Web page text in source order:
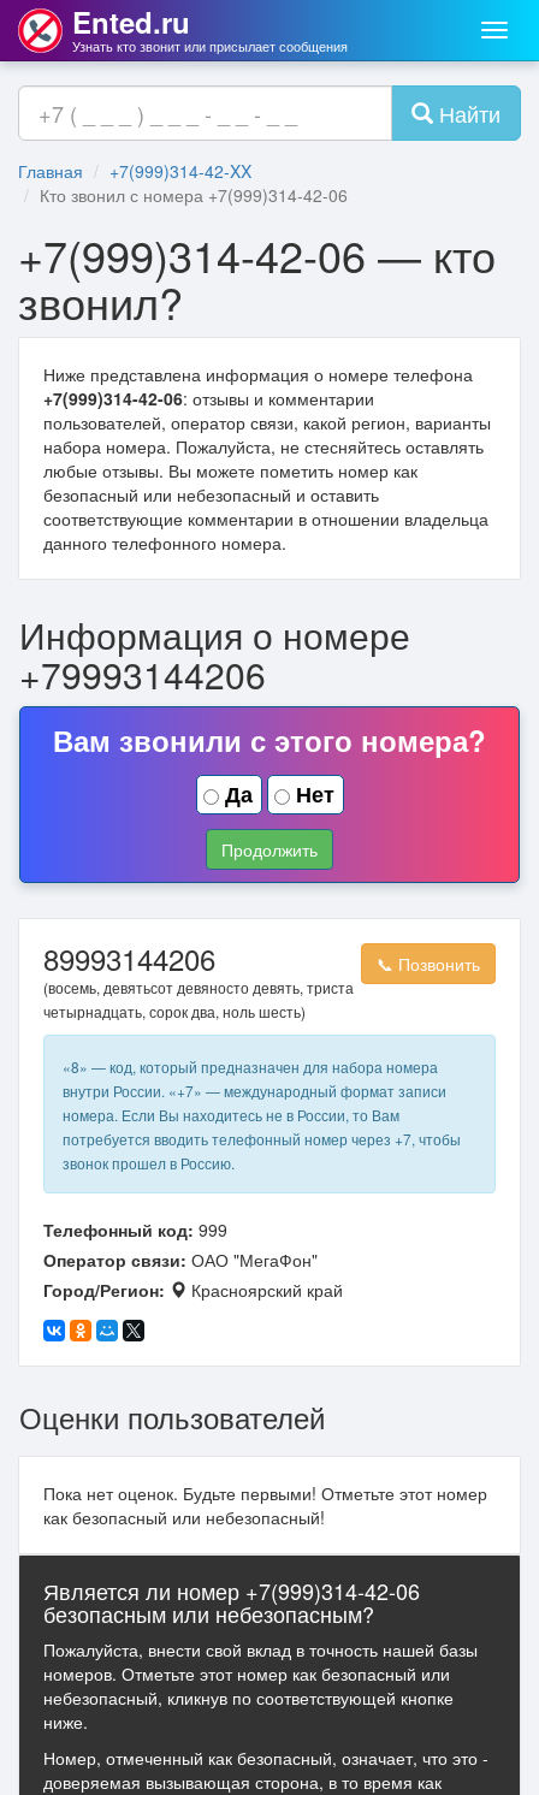
Меню
Ented.ru
Узнать кто звонит или присылает сообщения
Найти
Главная
+7(999)314-42-XX
Кто звонил с номера +7(999)314-42-06
+7(999)314-42-06 — кто
звонил?
Ниже представлена информация о номере телефона
+7(999)314-42-06: отзывы и комментарии
пользователей, оператор связи, какой регион, варианты
набора номера. Пожалуйста, не стесняйтесь оставлять
любые отзывы. Вы можете пометить номер как
безопасный или небезопасный и оставить
соответствующие комментарии в отношении владельца
данного телефонного номера.
Информация о номере
+79993144206
Вам звонили с этого номера?
Да Нет
Продолжить
89993144206 📞 Позвонить
(восемь, девятьсот девяносто девять, триста
четырнадцать, сорок два, ноль шесть)
«8» — код, который предназначен для набора номера
внутри России. «+7» — международный формат записи
номера. Если Вы находитесь не в России, то Вам
потребуется вводить телефонный номер через +7, чтобы
звонок прошел в Россию.
Телефонный код: 999
Оператор связи: ОАО "МегаФон"
Город/Регион:
Красноярский край
Оценки пользователей
Пока нет оценок. Будьте первыми! Отметьте этот номер
как безопасный или небезопасный!
Является ли номер +7(999)314-42-06
безопасным или небезопасным?
Пожалуйста, внести свой вклад в точность нашей базы
номеров. Отметьте этот номер как безопасный или
небезопасный, кликнув по соответствующей кнопке
ниже.
Номер, отмеченный как безопасный, означает, что это -
доверяемая вызывающая сторона, в то время как